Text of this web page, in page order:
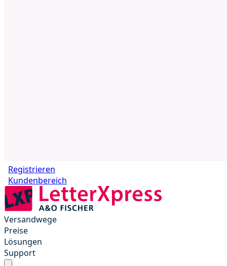
Registrieren
Kundenbereich
Versandwege
Preise
Lösungen
Support